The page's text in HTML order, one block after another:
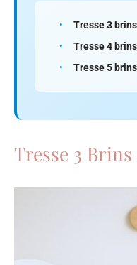
• Tresse 3
•
Tresse 4
•
Tresse 5
Tresse 3